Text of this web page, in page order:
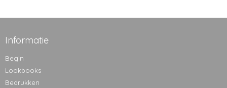
Informatie
Begin
Lookbooks
Bedrukken